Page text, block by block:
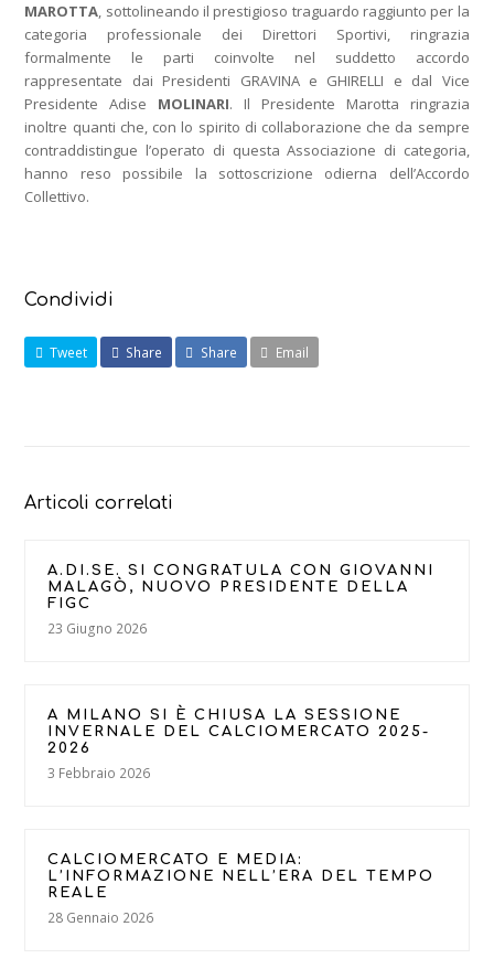
MAROTTA, sottolineando il prestigioso traguardo raggiunto per la
categoria professionale dei Direttori Sportivi, ringrazia
formalmente le parti coinvolte nel suddetto accordo
rappresentate dai Presidenti GRAVINA e GHIRELLI e dal Vice
Presidente Adise MOLINARI. Il Presidente Marotta ringrazia
inoltre quanti che, con lo spirito di collaborazione che da sempre
contraddistingue l’operato di questa Associazione di categoria,
hanno reso possibile la sottoscrizione odierna dell’Accordo
Collettivo.
Condividi
Tweet Share Share Email
Articoli correlati
A.DI.SE. SI CONGRATULA CON GIOVANNI
MALAGÒ, NUOVO PRESIDENTE DELLA
FIGC
23 Giugno 2026
A MILANO SI È CHIUSA LA SESSIONE
INVERNALE DEL CALCIOMERCATO 2025-
2026
3 Febbraio 2026
CALCIOMERCATO E MEDIA:
L’INFORMAZIONE NELL’ERA DEL TEMPO
REALE
28 Gennaio 2026